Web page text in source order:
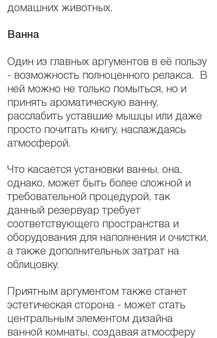
домашних животных.
Ванна
Один из главных аргументов в её пользу
- возможность полноценного релакса. В
ней можно не только помыться, но и
принять ароматическую ванну,
расслабить уставшие мышцы или даже
просто почитать книгу, наслаждаясь
атмосферой.
Что касается установки ванны, она,
однако, может быть более сложной и
требовательной процедурой, так
данный резервуар требует
соответствующего пространства и
оборудования для наполнения и очистки,
а также дополнительных затрат на
облицовку.
Приятным аргументом также станет
эстетическая сторона - может стать
центральным элементом дизайна
ванной комнаты, создавая атмосферу